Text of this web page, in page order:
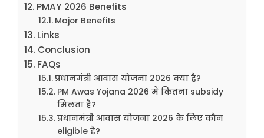
PMAY 2026 Benefits
Major Benefits
Links
Conclusion
FAQs
प्रधानमंत्री आवास योजना 2026 क्या है?
PM Awas Yojana 2026 में कितना subsidy
मिलता है?
प्रधानमंत्री आवास योजना 2026 के लिए कौन
eligible है?